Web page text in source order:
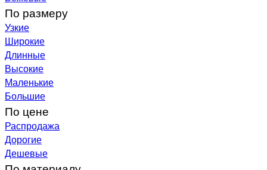
По размеру
Узкие
Широкие
Длинные
Высокие
Маленькие
Большие
По цене
Распродажа
Дорогие
Дешевые